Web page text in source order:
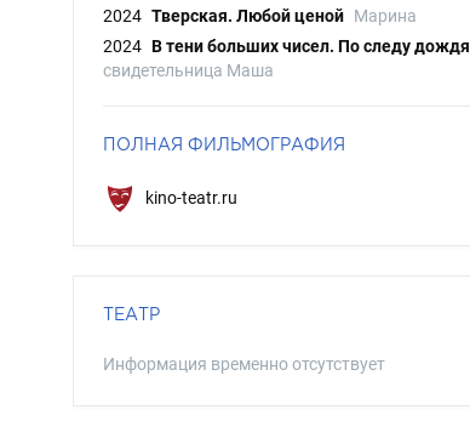
2024 Тверская. Любой ценой Марина
2024 В тени больших чисел. По следу дождя
свидетельница Маша
ПОЛНАЯ ФИЛЬМОГРАФИЯ
kino-teatr.ru
ТЕАТР
Информация временно отсутствует